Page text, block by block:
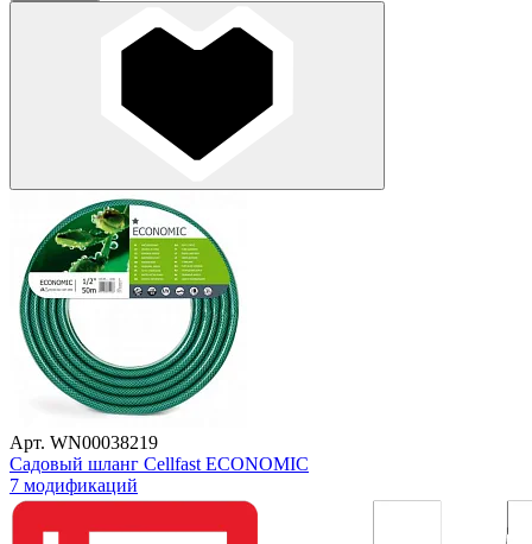
Арт. WN00038219
Садовый шланг Cellfast ECONOMIC
7 модификаций